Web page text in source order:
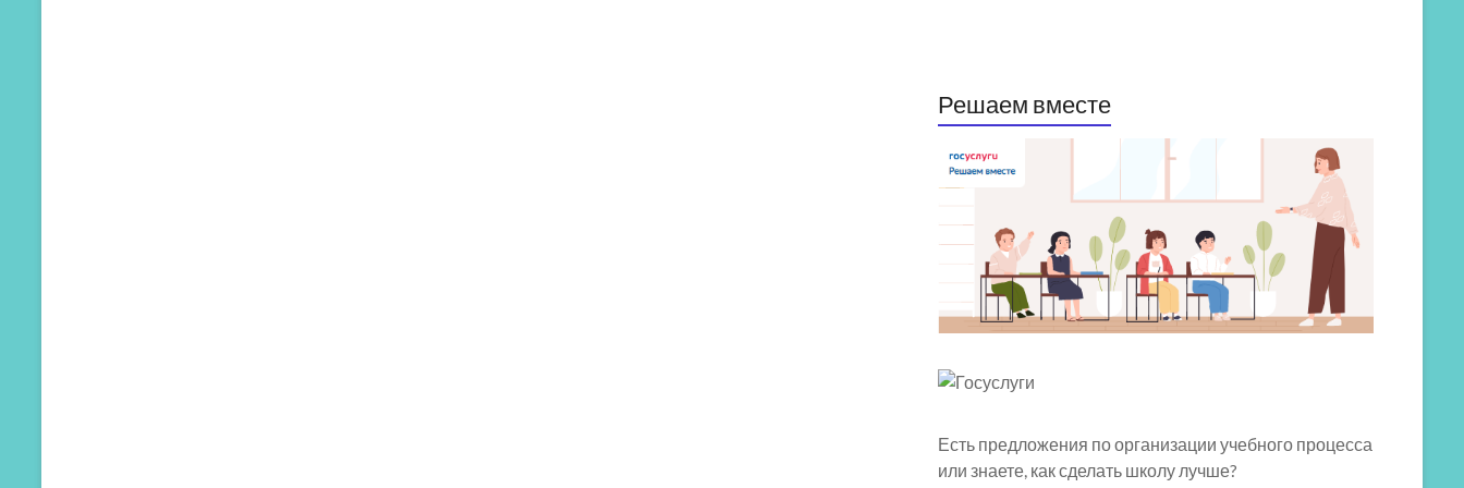
Решаем вместе
Есть предложения по организации учебного процесса
или знаете, как сделать школу лучше?